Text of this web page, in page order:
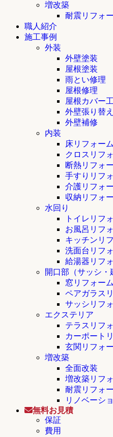
増改築
耐震リフォ
職人紹介
施工事例
外装
外壁塗装
屋根塗装
雨とい修理
屋根修理
屋根カバー
外壁張り替え
外壁補修
内装
床リフォーム
クロスリフ
断熱リフォ
手すりリフ
介護リフォ
収納リフォ
水回り
トイレリフ
お風呂リフ
キッチンリ
洗面台リフ
給湯器リフ
開口部（サッシ・
窓リフォーム
ペアガラス
サッシリフ
エクステリア
テラスリフ
カーポート
玄関リフォ
増改築
全面改装
増改築リフ
耐震リフォ
リノベーシ
無料お見積
保証
費用